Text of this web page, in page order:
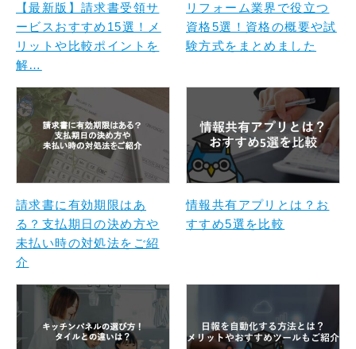
【最新版】請求書受領サ
ービスおすすめ15選！メ
リットや比較ポイントを
解…
リフォーム業界で役立つ
資格5選！資格の概要や試
験方式をまとめました
請求書に有効期限はあ
る？支払期日の決め方や
未払い時の対処法をご紹
介
情報共有アプリとは？お
すすめ5選を比較